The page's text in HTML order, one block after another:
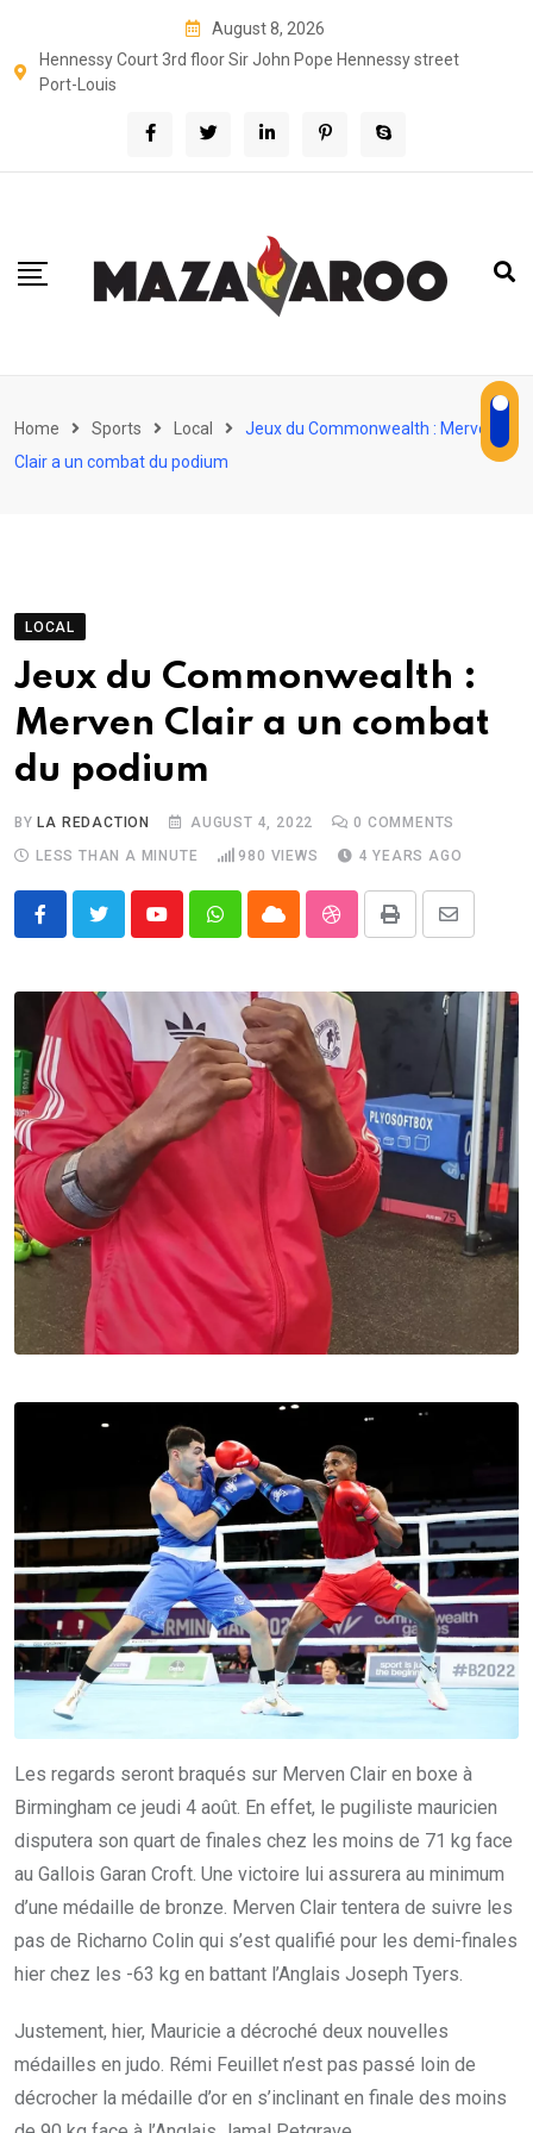
content
August 8, 2026
Hennessy Court 3rd floor Sir John Pope Hennessy street
Port-Louis
Home Sports Local
Jeux du Commonwealth : Merven
Clair a un combat du podium
LOCAL
Jeux du Commonwealth :
Merven Clair a un combat
du podium
BYLA REDACTION AUGUST 4, 2022 0 COMMENTS
LESS THAN A MINUTE
980 VIEWS 4 YEARS AGO
YoutubeWhatsappCloud StumbleUpon
Print
Share
Email
Les regards seront braqués sur Merven Clair en boxe à
Birmingham ce jeudi 4 août. En effet, le pugiliste mauricien
disputera son quart de finales chez les moins de 71 kg face
au Gallois Garan Croft. Une victoire lui assurera au minimum
d’une médaille de bronze. Merven Clair tentera de suivre les
pas de Richarno Colin qui s’est qualifié pour les demi-finales
hier chez les -63 kg en battant l’Anglais Joseph Tyers.
Justement, hier, Mauricie a décroché deux nouvelles
médailles en judo. Rémi Feuillet n’est pas passé loin de
décrocher la médaille d’or en s’inclinant en finale des moins